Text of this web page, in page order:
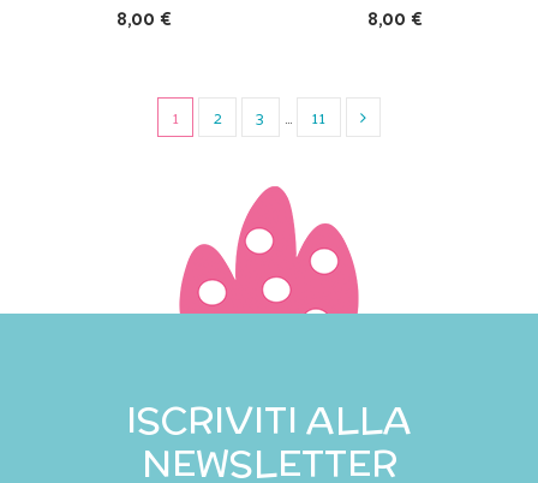
8,00 € 8,00 €
1 2 3 … 11
ISCRIVITI ALLA
NEWSLETTER